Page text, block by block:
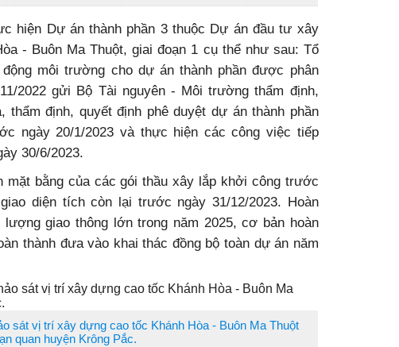
hiện Dự án thành phần 3 thuộc Dự án đầu tư xây
- Buôn Ma Thuột, giai đoạn 1 cụ thể như sau: Tổ
môi trường cho dự án thành phần được phân
2022 gửi Bộ Tài nguyên - Môi trường thẩm định,
thẩm định, quyết định phê duyệt dự án thành phần
ngày 20/1/2023 và thực hiện các công việc tiếp
30/6/2023.
mặt bằng của các gói thầu xây lắp khởi công trước
diện tích còn lại trước ngày 31/12/2023. Hoàn
giao thông lớn trong năm 2025, cơ bản hoàn
thành đưa vào khai thác đồng bộ toàn dự án năm
sát vị trí xây dựng cao tốc Khánh Hòa - Buôn Ma Thuột
quan huyện Krông Pắc.